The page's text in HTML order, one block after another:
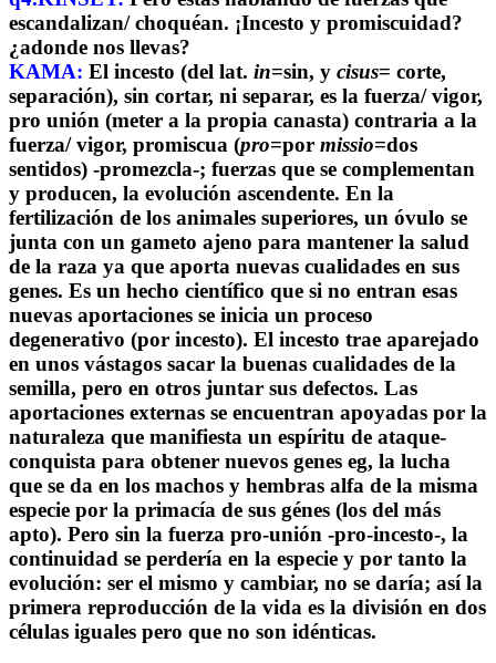
escandalizan/ choquéan. ¡Incesto y promiscuidad?
¿adonde nos llevas?
KAMA: El incesto (del lat. in=sin, y cisus= corte,
separación), sin cortar, ni separar, es la fuerza/ vigor,
pro unión (meter a la propia canasta) contraria a la
fuerza/ vigor, promiscua (pro=por missio=dos
sentidos) -promezcla-; fuerzas que se complementan
y producen, la evolución ascendente. En la
fertilización de los animales superiores, un óvulo se
junta con un gameto ajeno para mantener la salud
de la raza ya que aporta nuevas cualidades en sus
genes. Es un hecho científico que si no entran esas
nuevas aportaciones se inicia un proceso
degenerativo (por incesto). El incesto trae aparejado
en unos vástagos sacar la buenas cualidades de la
semilla, pero en otros juntar sus defectos. Las
aportaciones externas se encuentran apoyadas por la
naturaleza que manifiesta un espíritu de ataque-
conquista para obtener nuevos genes eg, la lucha
que se da en los machos y hembras alfa de la misma
especie por la primacía de sus génes (los del más
apto). Pero sin la fuerza pro-unión -pro-incesto-, la
continuidad se perdería en la especie y por tanto la
evolución: ser el mismo y cambiar, no se daría; así la
primera reproducción de la vida es la división en dos
células iguales pero que no son idénticas.